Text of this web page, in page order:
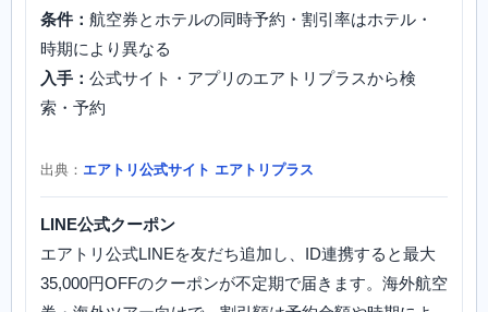
条件： 航空券とホテルの同時予約・割引率はホテル・
時期により異なる
入手： 公式サイト・アプリのエアトリプラスから検
索・予約
出典： エアトリ公式サイト エアトリプラス
LINE公式クーポン
エアトリ公式LINEを友だち追加し、ID連携すると最大
35,000円OFFのクーポンが不定期で届きます。海外航空